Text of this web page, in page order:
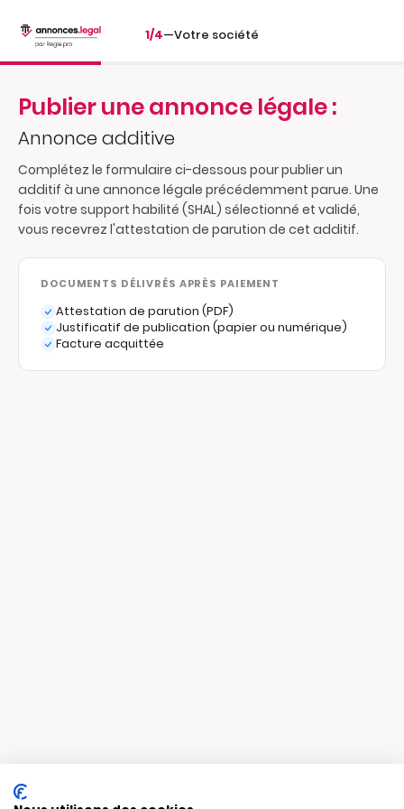
1/4—Votre société
Publier une annonce légale :
Annonce additive
Complétez le formulaire ci-dessous pour publier un
additif à une annonce légale précédemment parue. Une
fois votre support habilité (SHAL) sélectionné et validé,
vous recevrez l'attestation de parution de cet additif.
DOCUMENTS DÉLIVRÉS APRÈS PAIEMENT
Attestation de parution (PDF)
Justificatif de publication (papier ou numérique)
Facture acquittée